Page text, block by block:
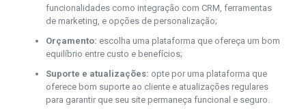
funcionalidades como integração com CRM, ferramentas
de marketing, e opções de personalização;
Orçamento: escolha uma plataforma que ofereça um bom
equilíbrio entre custo e benefícios;
Suporte e atualizações: opte por uma plataforma que
oferece bom suporte ao cliente e atualizações regulares
para garantir que seu site permaneça funcional e seguro.